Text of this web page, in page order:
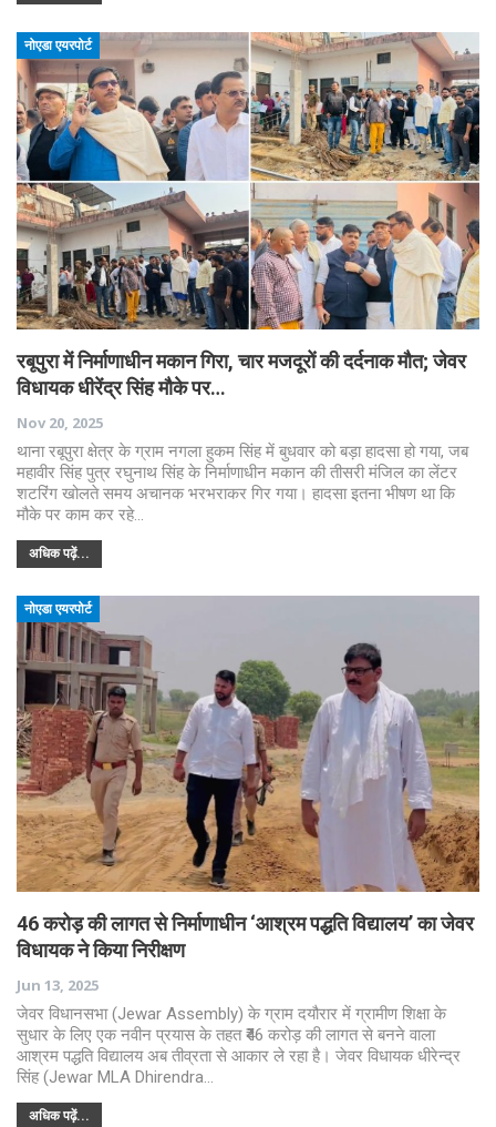
नोएडा एयरपोर्ट
रबूपुरा में निर्माणाधीन मकान गिरा, चार मजदूरों की दर्दनाक मौत; जेवर
विधायक धीरेंद्र सिंह मौके पर…
Nov 20, 2025
थाना रबूपुरा क्षेत्र के ग्राम नगला हुकम सिंह में बुधवार को बड़ा हादसा हो गया, जब
महावीर सिंह पुत्र रघुनाथ सिंह के निर्माणाधीन मकान की तीसरी मंजिल का लेंटर
शटरिंग खोलते समय अचानक भरभराकर गिर गया। हादसा इतना भीषण था कि
मौके पर काम कर रहे…
अधिक पढ़ें...
नोएडा एयरपोर्ट
46 करोड़ की लागत से निर्माणाधीन ‘आश्रम पद्धति विद्यालय’ का जेवर
विधायक ने किया निरीक्षण
Jun 13, 2025
जेवर विधानसभा (Jewar Assembly) के ग्राम दयौरार में ग्रामीण शिक्षा के
सुधार के लिए एक नवीन प्रयास के तहत ₹46 करोड़ की लागत से बनने वाला
आश्रम पद्धति विद्यालय अब तीव्रता से आकार ले रहा है। जेवर विधायक धीरेन्द्र
सिंह (Jewar MLA Dhirendra…
अधिक पढ़ें...